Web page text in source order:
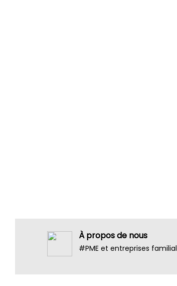
À propos de nous
#PME et entreprises